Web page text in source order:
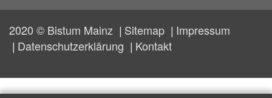
2020 © Bistum Mainz Sitemap
Impressum
Datenschutzerklärung
Kontakt